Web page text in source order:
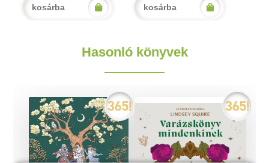
kosárba kosárba
Hasonló könyvek